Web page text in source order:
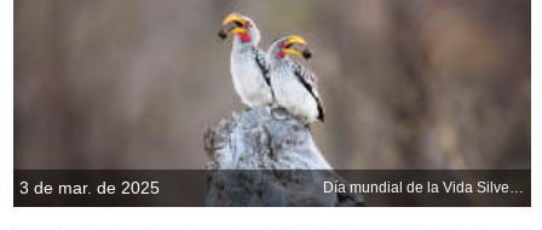
3 de mar. de 2025 Día mundial de la Vida Silvestre